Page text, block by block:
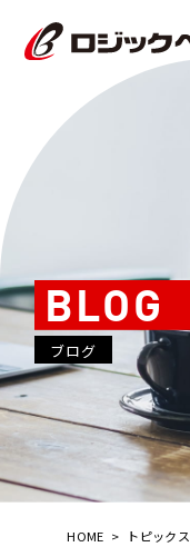
BLOG
ブログ
HOME > トピックス